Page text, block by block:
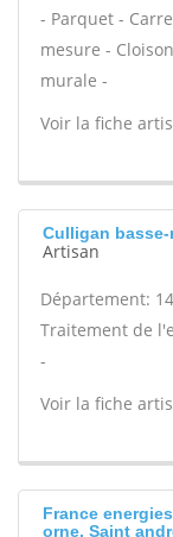
- Parquet -
mesure -
murale -
Voir la fiche
Culligan
Artisan
Département: 14
Traitement de
-
Voir la fiche
France
orne, Saint